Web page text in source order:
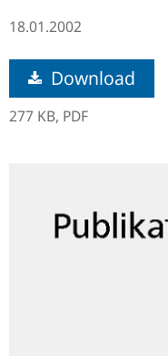
18.01.2002
Download
277 KB, PDF